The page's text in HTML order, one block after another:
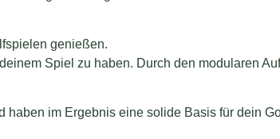
genießen.
Spiel zu haben. Durch den modularen
haben im Ergebnis eine solide Basis für dein